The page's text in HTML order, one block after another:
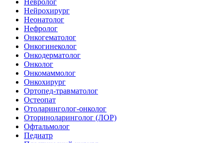
Невролог
Нейрохирург
Неонатолог
Нефролог
Онкогематолог
Онкогинеколог
Онкодерматолог
Онколог
Онкомаммолог
Онкохирург
Ортопед-травматолог
Остеопат
Отоларинголог-онколог
Оториноларинголог (ЛОР)
Офтальмолог
Педиатр